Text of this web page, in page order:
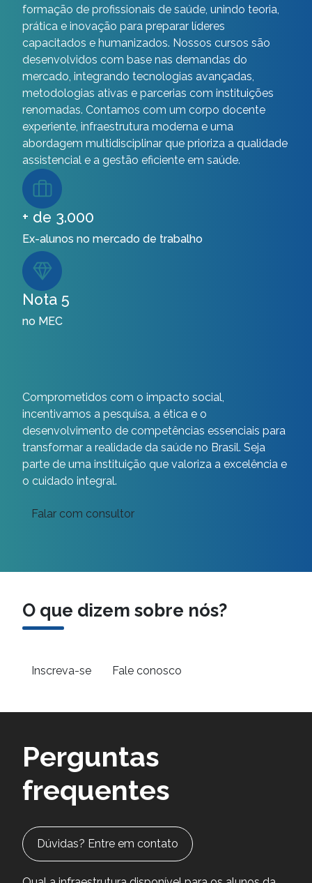
formação de profissionais de saúde, unindo teoria,
prática e inovação para preparar líderes
capacitados e humanizados. Nossos cursos são
desenvolvidos com base nas demandas do
mercado, integrando tecnologias avançadas,
metodologias ativas e parcerias com instituições
renomadas. Contamos com um corpo docente
experiente, infraestrutura moderna e uma
abordagem multidisciplinar que prioriza a qualidade
assistencial e a gestão eficiente em saúde.
+ de 3.000
Ex-alunos no mercado de trabalho
Nota 5
no MEC
Comprometidos com o impacto social,
incentivamos a pesquisa, a ética e o
desenvolvimento de competências essenciais para
transformar a realidade da saúde no Brasil. Seja
parte de uma instituição que valoriza a excelência e
o cuidado integral.
Falar com consultor
O que dizem sobre nós?
Inscreva-se Fale conosco
Perguntas
frequentes
Dúvidas? Entre em contato